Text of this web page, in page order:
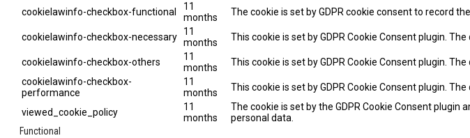
cookielawinfo-checkbox-functional
11
months
The cookie is set by GDPR cookie consent to record
cookielawinfo-checkbox-necessary
11
months
This cookie is set by GDPR Cookie Consent plugin.
cookielawinfo-checkbox-others
11
months
This cookie is set by GDPR Cookie Consent plugin.
cookielawinfo-checkbox-
performance
11
months
This cookie is set by GDPR Cookie Consent plugin.
viewed_cookie_policy
11
months
The cookie is set by the GDPR Cookie Consent
personal data.
Functional